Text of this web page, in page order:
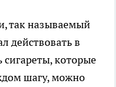
так называемый
действовать в
сигареты, которые
шагу, можно